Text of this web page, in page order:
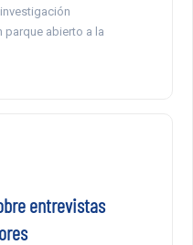
abierto a la
entrevistas